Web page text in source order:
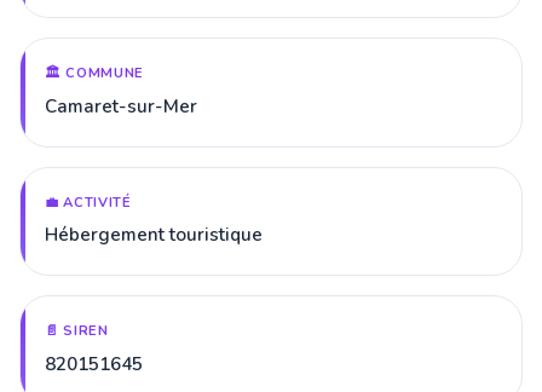
🏛️ COMMUNE
Camaret-sur-Mer
💼 ACTIVITÉ
Hébergement touristique
📄 SIREN
820151645